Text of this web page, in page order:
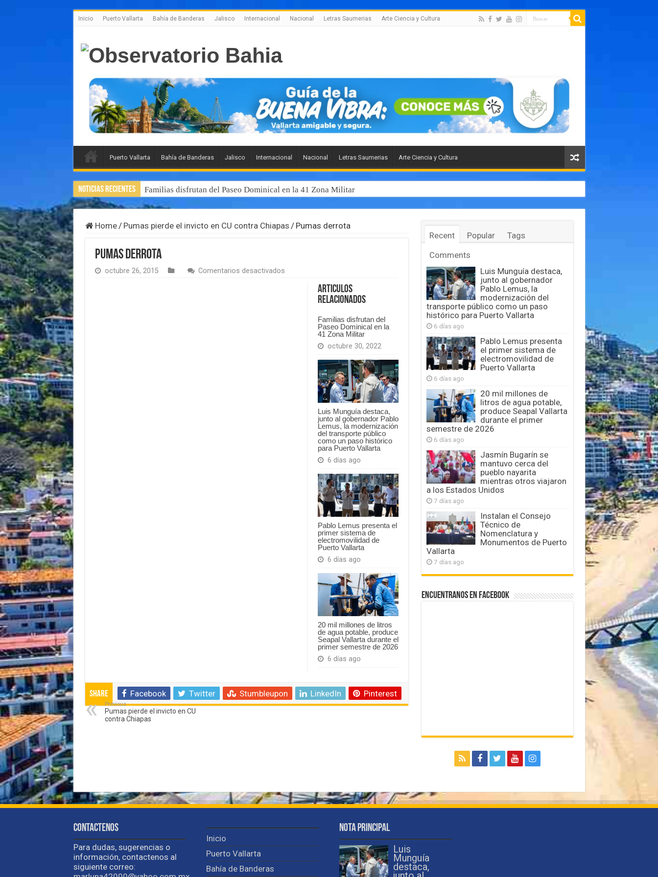
Inicio Puerto Vallarta Bahía de Banderas Jalisco Internacional Nacional Letras Saumerias Arte Ciencia y Cultura
Puerto Vallarta Bahía de Banderas Jalisco Internacional Nacional Letras Saumerias Arte Ciencia y Cultura
Noticias Recientes Familias disfrutan del Paseo Dominical en la 41 Zona Militar
Home/ Pumas pierde el invicto en CU contra Chiapas / Pumas derrota
Pumas derrota
octubre 26, 2015 Comentarios desactivadosen
Articulos
Relacionados
Familias disfrutan del
Paseo Dominical en la
41 Zona Militar
octubre 30, 2022
Luis Munguía destaca,
junto al gobernador Pablo
Lemus, la modernización
del transporte público
como un paso histórico
para Puerto Vallarta
6 días ago
Pablo Lemus presenta el
primer sistema de
electromovilidad de
Puerto Vallarta
6 días ago
20 mil millones de litros
de agua potable, produce
Seapal Vallarta durante el
primer semestre de 2026
6 días ago
Share Facebook Twitter Stumbleupon LinkedIn Pinterest
Previous
Pumas pierde el invicto en CU
contra Chiapas
Recent Popular
Tags
Comments
Luis Munguía destaca,
junto al gobernador
Pablo Lemus, la
modernización del
transporte público como un paso
histórico para Puerto Vallarta
6 días ago
Pablo Lemus presenta
el primer sistema de
electromovilidad de
Puerto Vallarta
6 días ago
20 mil millones de
litros de agua potable,
produce Seapal Vallarta
durante el primer
semestre de 2026
6 días ago
Jasmín Bugarín se
mantuvo cerca del
pueblo nayarita
mientras otros viajaron
a los Estados Unidos
7 días ago
Instalan el Consejo
Técnico de
Nomenclatura y
Monumentos de Puerto
Vallarta
7 días ago
Encuentranos en Facebook
Contactenos
Para dudas, sugerencias o
información, contactenos al
siguiente correo:
Inicio
Puerto Vallarta
Bahía de Banderas
Nota Principal
Luis
Munguía
destaca,